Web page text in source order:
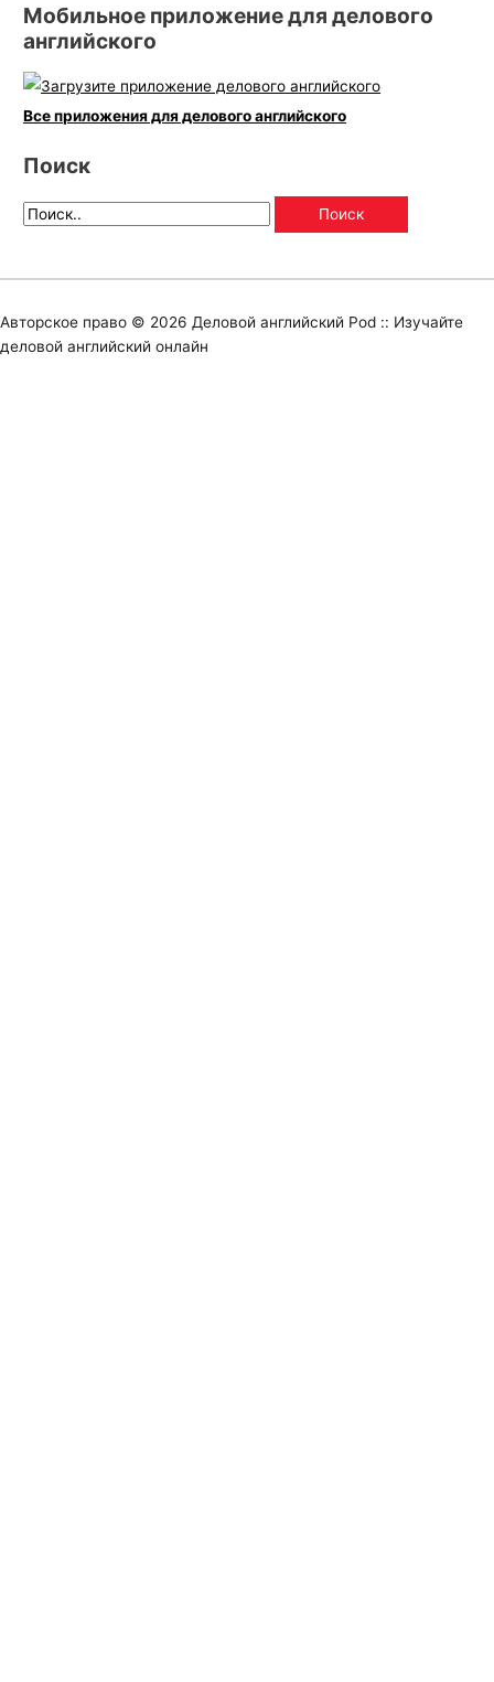
Мобильное приложение для делового
английского
Все приложения для делового английского
Поиск
Авторское право © 2026 Деловой английский Pod :: Изучайте
деловой английский онлайн